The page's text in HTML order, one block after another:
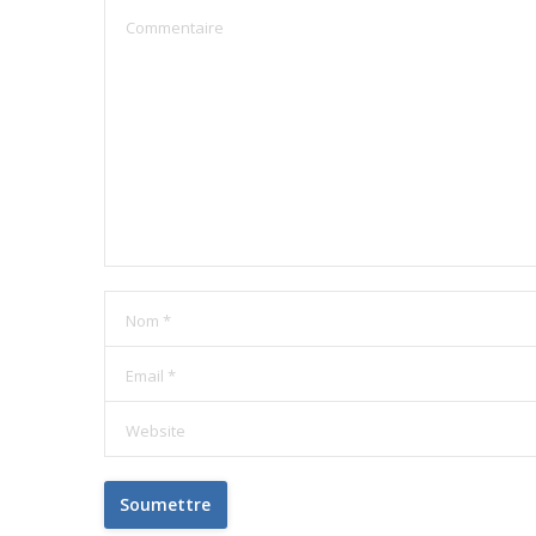
Commentaire
Nom *
Email *
Website
Soumettre